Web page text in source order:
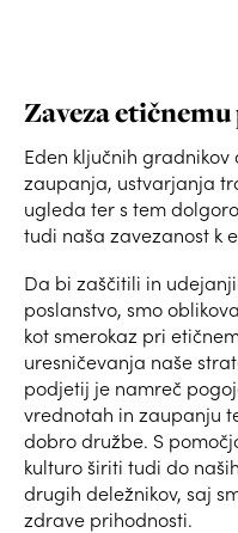
Zaveza
Eden ključnih
zaupanja, ustvarjanja
ugleda ter s tem
tudi naša zavezanost k
Da bi zaščitili in
poslanstvo, smo
kot smerokaz pri
uresničevanja naše
podjetij je namreč
vrednotah in zaupanju
dobro družbe. S
kulturo širiti tudi do
drugih deležnikov, saj
zdrave prihodnosti.